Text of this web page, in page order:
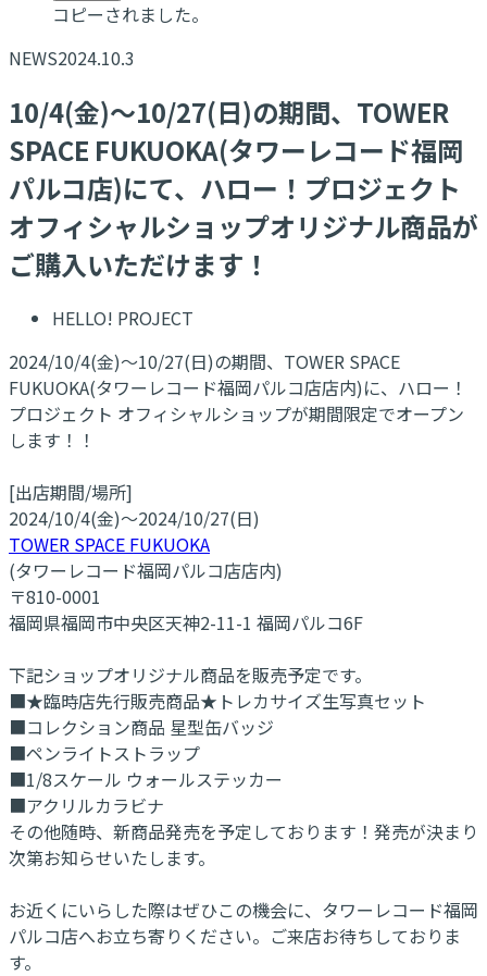
コピーされました。
NEWS2024.10.3
10/4(金)～10/27(日)の期間、TOWER
SPACE FUKUOKA(タワーレコード福岡
パルコ店)にて、ハロー！プロジェクト
オフィシャルショップオリジナル商品が
ご購入いただけます！
HELLO! PROJECT
2024/10/4(金)～10/27(日)の期間、TOWER SPACE
FUKUOKA(タワーレコード福岡パルコ店店内)に、ハロー！
プロジェクト オフィシャルショップが期間限定でオープン
します！！
[出店期間/場所]
2024/10/4(金)～2024/10/27(日)
TOWER SPACE FUKUOKA
(タワーレコード福岡パルコ店店内)
〒810-0001
福岡県福岡市中央区天神2-11-1 福岡パルコ6F
下記ショップオリジナル商品を販売予定です。
■★臨時店先行販売商品★トレカサイズ生写真セット
■コレクション商品 星型缶バッジ
■ペンライトストラップ
■1/8スケール ウォールステッカー
■アクリルカラビナ
その他随時、新商品発売を予定しております！発売が決まり
次第お知らせいたします。
お近くにいらした際はぜひこの機会に、タワーレコード福岡
パルコ店へお立ち寄りください。ご来店お待ちしておりま
す。